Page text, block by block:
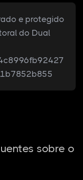
e protegido
do Dual
sobre o